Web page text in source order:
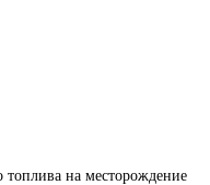
топлива на месторождение